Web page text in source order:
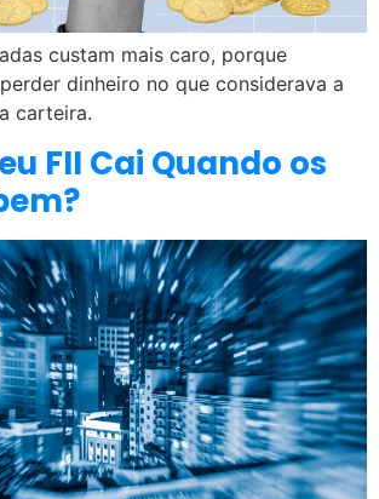
custam mais caro, porque
dinheiro no que considerava a
carteira.
FII Cai Quando os